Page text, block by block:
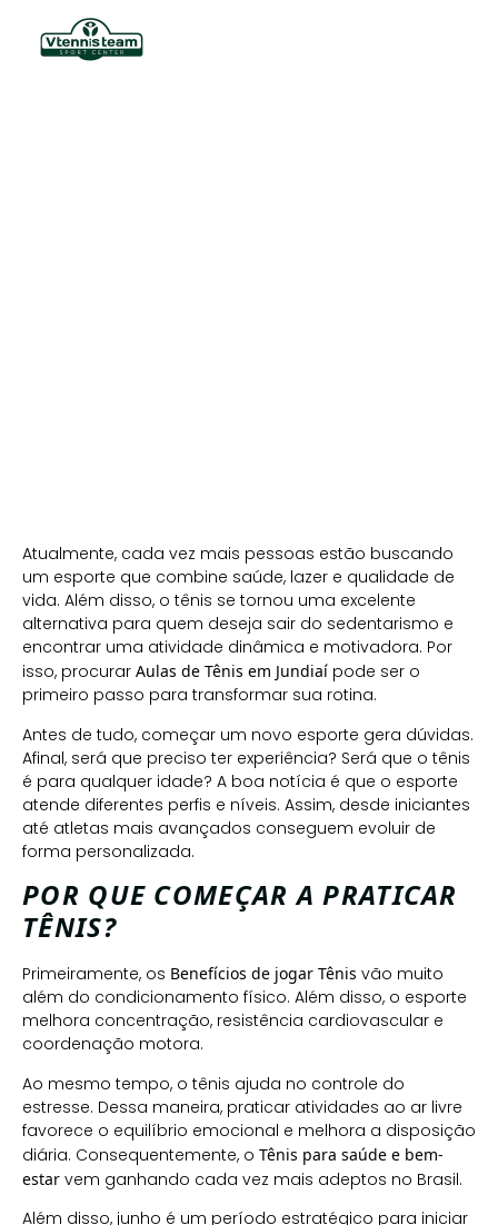
Atualmente, cada vez mais pessoas estão buscando
um esporte que combine saúde, lazer e qualidade de
vida. Além disso, o tênis se tornou uma excelente
alternativa para quem deseja sair do sedentarismo e
encontrar uma atividade dinâmica e motivadora. Por
isso, procurar Aulas de Tênis em Jundiaí pode ser o
primeiro passo para transformar sua rotina.
Antes de tudo, começar um novo esporte gera dúvidas.
Afinal, será que preciso ter experiência? Será que o tênis
é para qualquer idade? A boa notícia é que o esporte
atende diferentes perfis e níveis. Assim, desde iniciantes
até atletas mais avançados conseguem evoluir de
forma personalizada.
POR QUE COMEÇAR A PRATICAR
TÊNIS?
Primeiramente, os Benefícios de jogar Tênis vão muito
além do condicionamento físico. Além disso, o esporte
melhora concentração, resistência cardiovascular e
coordenação motora.
Ao mesmo tempo, o tênis ajuda no controle do
estresse. Dessa maneira, praticar atividades ao ar livre
favorece o equilíbrio emocional e melhora a disposição
diária. Consequentemente, o Tênis para saúde e bem-
estar vem ganhando cada vez mais adeptos no Brasil.
Além disso, junho é um período estratégico para iniciar